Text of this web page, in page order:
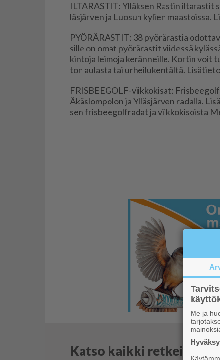
IL­TA­RAS­TIT: Yl­läk­sen Ras­tin
läs­jär­ven ja Luo­sun ky­lien maas­tois­sa.
PYÖ­RÄ­RAS­TIT: 38 pyö­rä­ras­tia
sil­le on omat pyö­rä­ras­tit vii­des­sä
kin­to­ja lei­mo­ja ke­rän­neil­le. Kor­tin voit
ton au­las­ta tai ur­hei­lu­ken­täl­tä.
FRIS­BEE­GOLF-viik­ko­ki­sat:
Äkäs­lom­po­lon ja Yl­läs­jär­ven ra­dal­la.
sen fris­bee­golf­ra­dat ja viik­ko­ki­sois­ta
Katso kaikki retkeilyvinkit
Me ja